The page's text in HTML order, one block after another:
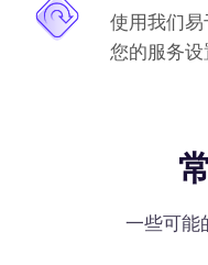
使用我们
您的服务设
一些可能